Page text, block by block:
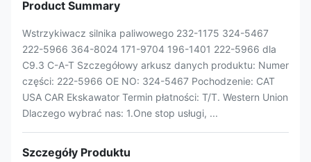
Product Summary
Wstrzykiwacz silnika paliwowego 232-1175 324-5467
222-5966 364-8024 171-9704 196-1401 222-5966 dla
C9.3 C-A-T Szczegółowy arkusz danych produktu: Numer
części: 222-5966 OE NO: 324-5467 Pochodzenie: CAT
USA CAR Ekskawator Termin płatności: T/T. Western Union
Dlaczego wybrać nas: 1.One stop usługi, ...
Szczegóły Produktu